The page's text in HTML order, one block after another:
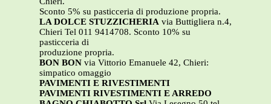
Sconto 5% su pasticceria di produzione propria.
LA DOLCE STUZZICHERIA via Buttigliera n.4,
Chieri Tel 011 9414708. Sconto 10% su
pasticceria di
produzione propria.
BON BON via Vittorio Emanuele 42, Chieri:
simpatico omaggio
PAVIMENTI E RIVESTIMENTI
PAVIMENTI RIVESTIMENTI E ARREDO